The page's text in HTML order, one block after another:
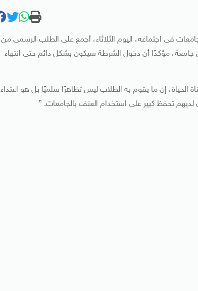
فى اجتماعه، اليوم الثلاثاء، أجمع على الطلب الرسمى من
جامعة، مؤكدًا أن دخول الشرطة سيكون بشكل دائم حتى انتهاء
الحياة، إن ما يقوم به الطلاب ليس تظاهرًا سلميًا بل هو اعتداء
تحفظ كبير على استخدام العنف بالجامعات. ”